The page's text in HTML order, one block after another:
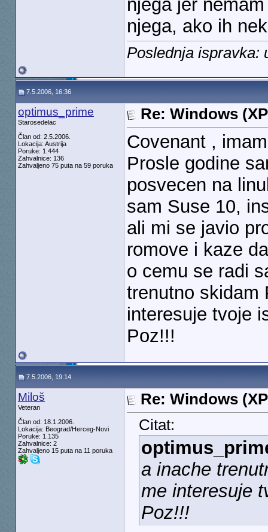
njega jer
njega, ako ih
Poslednja ispravka:
7.5.2006, 16:36
optimus_prime
Starosedelac
Član od: 2.5.2006.
Lokacija: Austrija
Poruke: 1.444
Zahvalnice: 136
Zahvaljeno 75 puta na 59 poruka
Re: Windows
Covenant ,
Prosle godine
posvecen na
sam Suse 10,
ali mi se javio
romove i kaze
o cemu se radi
trenutno skidam
interesuje tvoje
Poz!!!
7.5.2006, 19:14
Miloš
Veteran
Član od: 18.1.2006.
Lokacija: Beograd/Herceg-Novi
Poruke: 1.135
Zahvalnice: 2
Zahvaljeno 15 puta na 11 poruka
Re: Windows
Citat:
a inache
me interesuje
Poz!!!